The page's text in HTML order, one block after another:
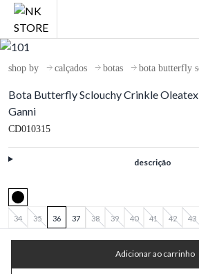
shop by calçados botas
Bota Butterfly Sclouchy Crinkle Oleatex
Ganni
CD010315
descrição
34 35 36 37 38 39 40 41 42 43
Adicionar ao carrinho